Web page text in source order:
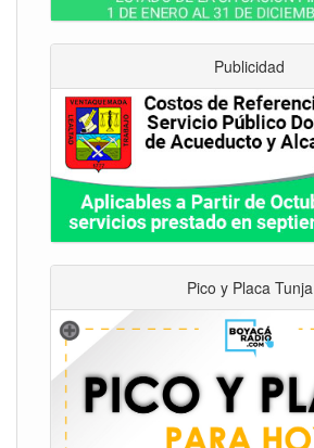
Publicidad
Pico y Placa Tunja